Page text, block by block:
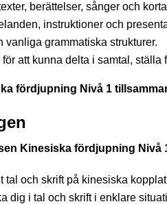
berättelser, sånger och
instruktioner och
vanliga grammatiska strukturer.
att kunna delta i samtal, ställa
fördjupning Nivå 1
Kinesiska fördjupning Nivå
tal och skrift på kinesiska
dig i tal och skrift i enklare